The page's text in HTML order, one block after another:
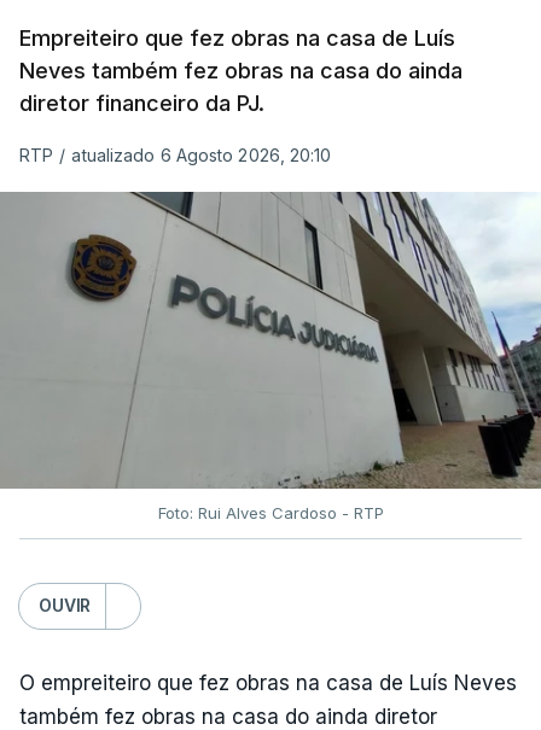
Empreiteiro que fez obras na casa de Luís
Neves também fez obras na casa do ainda
diretor financeiro da PJ.
RTP / atualizado 6 Agosto 2026, 20:10
Foto: Rui Alves Cardoso - RTP
OUVIR
O empreiteiro que fez obras na casa de Luís Neves
também fez obras na casa do ainda diretor